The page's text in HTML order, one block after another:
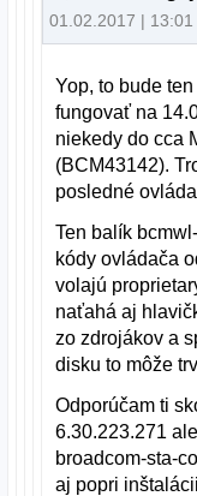
01.02.2017 | 13:01
Yop, to bude
fungovať na
niekedy do cca
(BCM43142).
posledné
Ten balík
kódy ovládača
volajú
naťahá aj
zo zdrojákov a
disku to môže
Odporúčam ti
6.30.223.271
broadcom-sta-
aj popri